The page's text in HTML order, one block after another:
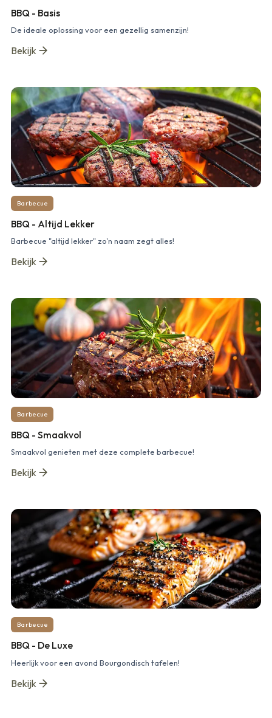
BBQ - Basis
De ideale oplossing voor een gezellig samenzijn!
Bekijk
Barbecue
BBQ - Altijd Lekker
Barbecue "altijd lekker" zo'n naam zegt alles!
Bekijk
Barbecue
BBQ - Smaakvol
Smaakvol genieten met deze complete barbecue!
Bekijk
Barbecue
BBQ - De Luxe
Heerlijk voor een avond Bourgondisch tafelen!
Bekijk